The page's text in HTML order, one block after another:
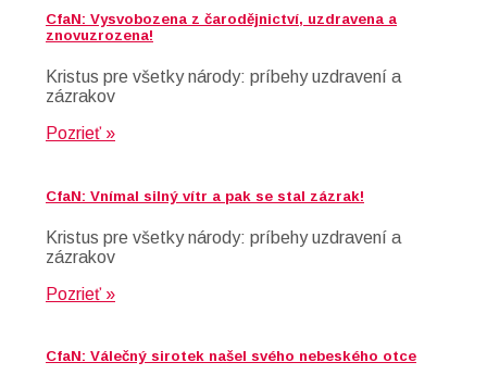
CfaN: Vysvobozena z čarodějnictví, uzdravena a
znovuzrozena!
Kristus pre všetky národy: príbehy uzdravení a
zázrakov
Pozrieť »
CfaN: Vnímal silný vítr a pak se stal zázrak!
Kristus pre všetky národy: príbehy uzdravení a
zázrakov
Pozrieť »
CfaN: Válečný sirotek našel svého nebeského otce